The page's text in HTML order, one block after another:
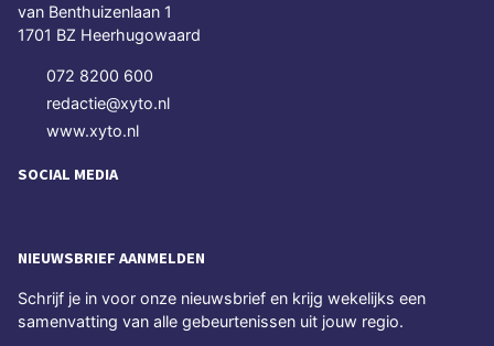
van Benthuizenlaan 1
1701 BZ Heerhugowaard
072 8200 600
redactie@xyto.nl
www.xyto.nl
SOCIAL MEDIA
NIEUWSBRIEF AANMELDEN
Schrijf je in voor onze nieuwsbrief en krijg wekelijks een
samenvatting van alle gebeurtenissen uit jouw regio.